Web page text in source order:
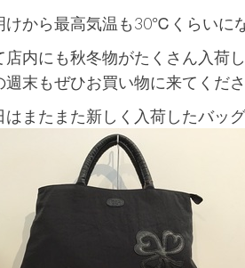
けから最高気温も30℃くらいに
店内にも秋冬物がたくさん入荷し
週末もぜひお買い物に来てくださ
はまたまた新しく入荷したバッ